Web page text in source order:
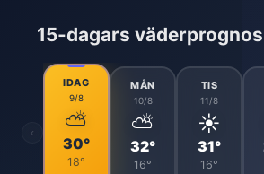
15-dagars
‹
IDAG
9/8
⛅
30°
18°
MÅN
10/8
⛅
32°
16°
TIS
11/8
☀️
31°
16°